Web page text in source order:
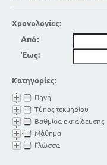
Χρονολογίες:
Από:
Έως:
Κατηγορίες:
Πηγή
Τύπος τεκμηρίου
Βαθμίδα εκπαίδευσης
Μάθημα
Γλώσσα